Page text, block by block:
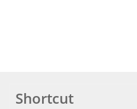
Shortcut